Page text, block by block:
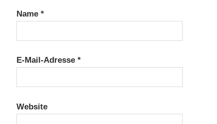
Name *
E-Mail-Adresse *
Website